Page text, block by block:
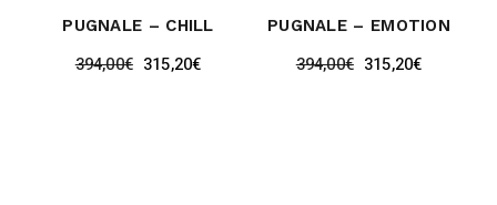
PUGNALE – CHILL
394,00€ 315,20€
PUGNALE – EMOTION
394,00€ 315,20€